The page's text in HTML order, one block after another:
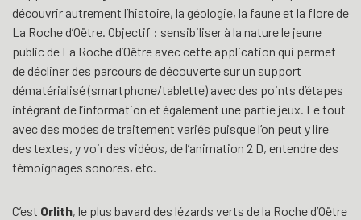
découvrir autrement l’histoire, la géologie, la faune et la flore de
La Roche d’Oëtre. Objectif : sensibiliser à la nature le jeune
public de La Roche d’Oëtre avec cette application qui permet
de décliner des parcours de découverte sur un support
dématérialisé (smartphone/tablette) avec des points d’étapes
intégrant de l’information et également une partie jeux. Le tout
avec des modes de traitement variés puisque l’on peut y lire
des textes, y voir des vidéos, de l’animation 2 D, entendre des
témoignages sonores, etc.
C’est Orlith, le plus bavard des lézards verts de la Roche d’Oëtre